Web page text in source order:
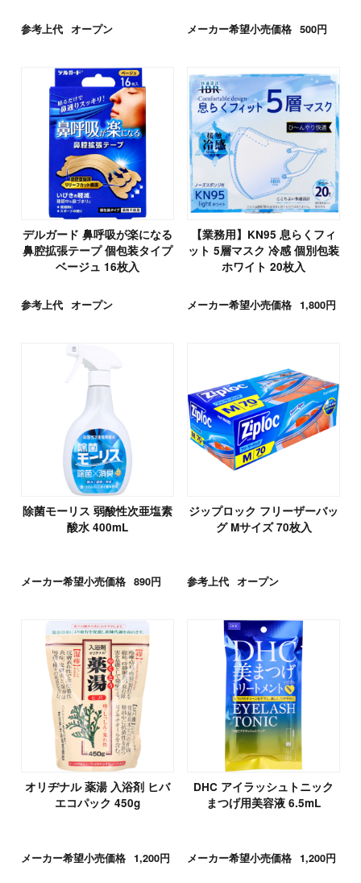
参考上代 オープン メーカー希望小売価格 500円
デルガード 鼻呼吸が楽になる
鼻腔拡張テープ 個包装タイプ
ベージュ 16枚入
参考上代 オープン
【業務用】KN95 息らくフィ
ット 5層マスク 冷感 個別包装
ホワイト 20枚入
メーカー希望小売価格 1,800円
除菌モーリス 弱酸性次亜塩素
酸水 400mL
メーカー希望小売価格 890円
ジップロック フリーザーバッ
グ Mサイズ 70枚入
参考上代 オープン
オリヂナル 薬湯 入浴剤 ヒバ
エコパック 450g
メーカー希望小売価格 1,200円
DHC アイラッシュトニック
まつげ用美容液 6.5mL
メーカー希望小売価格 1,200円